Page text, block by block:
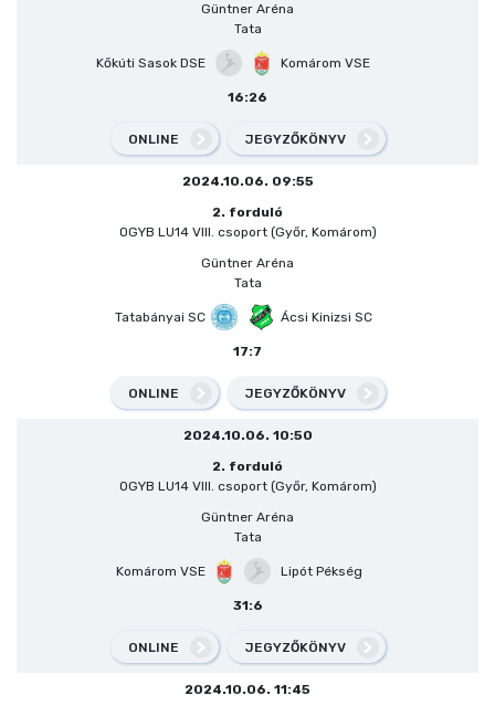
Güntner Aréna
Tata
Kőkúti Sasok DSE Komárom VSE
16:26
ONLINE JEGYZŐKÖNYV
2024.10.06. 09:55
2. forduló
OGYB LU14 VIII. csoport (Győr, Komárom)
Güntner Aréna
Tata
Tatabányai SC Ácsi Kinizsi SC
17:7
ONLINE JEGYZŐKÖNYV
2024.10.06. 10:50
2. forduló
OGYB LU14 VIII. csoport (Győr, Komárom)
Güntner Aréna
Tata
Komárom VSE Lipót Pékség
31:6
ONLINE JEGYZŐKÖNYV
2024.10.06. 11:45